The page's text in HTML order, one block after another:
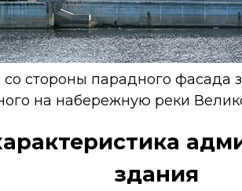
стороны парадного фасада
на набережную реки
здания